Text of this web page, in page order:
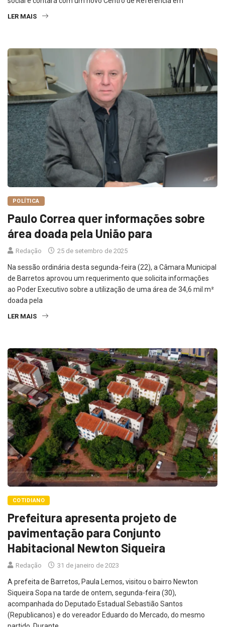
LER MAIS
POLÍTICA
Paulo Correa quer informações sobre
área doada pela União para
Redação 25 de setembro de 2025
Na sessão ordinária desta segunda-feira (22), a Câmara Municipal
de Barretos aprovou um requerimento que solicita informações
ao Poder Executivo sobre a utilização de uma área de 34,6 mil m²
doada pela
LER MAIS
COTIDIANO
Prefeitura apresenta projeto de
pavimentação para Conjunto
Habitacional Newton Siqueira
Redação 31 de janeiro de 2023
A prefeita de Barretos, Paula Lemos, visitou o bairro Newton
Siqueira Sopa na tarde de ontem, segunda-feira (30),
acompanhada do Deputado Estadual Sebastião Santos
(Republicanos) e do vereador Eduardo do Mercado, do mesmo